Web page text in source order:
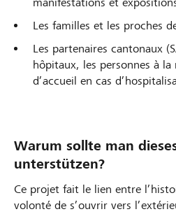
Les familles et les proches
Les partenaires cantonaux
hôpitaux, les personnes à la
d’accueil en cas
Warum sollte man
unterstützen?
Ce projet fait le lien entre
volonté de s’ouvrir vers